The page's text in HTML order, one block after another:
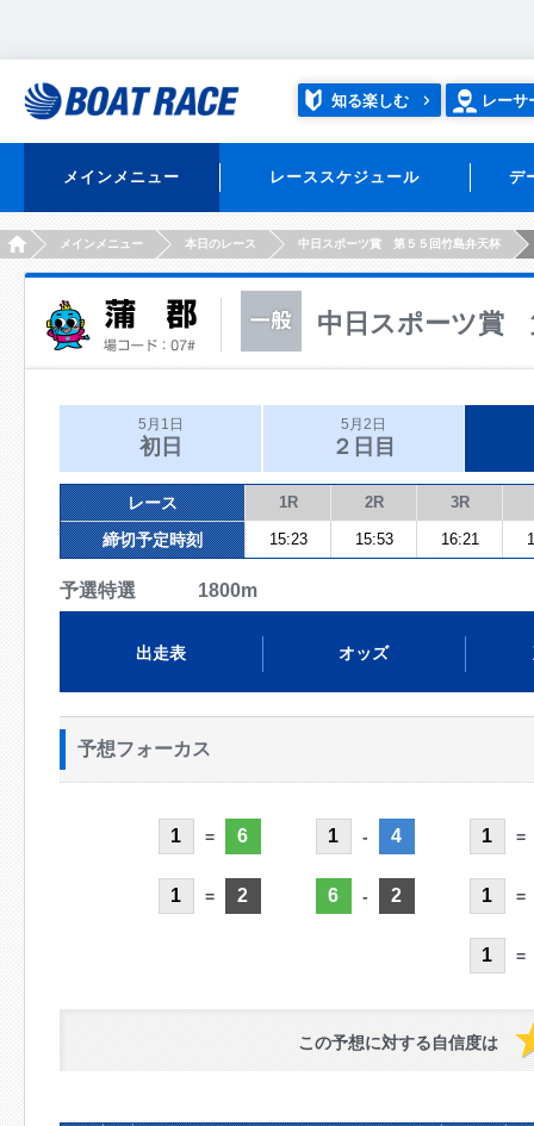
知る楽しむ レーサ
メインメニュー レーススケジュール デ
HOMEメインメニュー 本日のレース 中日スポーツ賞 第５５回竹島弁天杯
中日スポーツ賞
5月1日
初日
5月2日
２日目
レース 1R 2R 3R
締切予定時刻 15:23 15:53 16:21
予選特選 1800m
出走表 オッズ
予想フォーカス
1 = 6
1 = 2
1 - 4
6 - 2
1 =
1 =
1 =
この予想に対する自信度は